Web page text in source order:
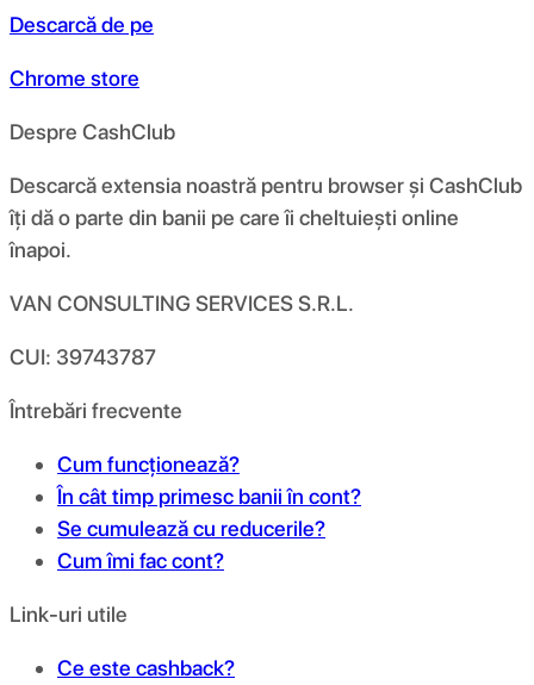
Descarcă de pe
Chrome store
Despre CashClub
Descarcă extensia noastră pentru browser și CashClub
îți dă o parte din banii pe care îi cheltuiești online
înapoi.
VAN CONSULTING SERVICES S.R.L.
CUI: 39743787
Întrebări frecvente
Cum funcționează?
În cât timp primesc banii în cont?
Se cumulează cu reducerile?
Cum îmi fac cont?
Link-uri utile
Ce este cashback?